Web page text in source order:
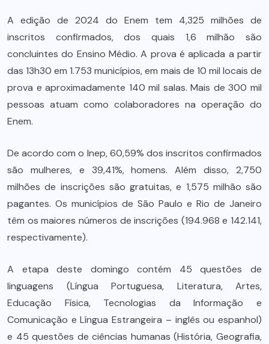
A edição de 2024 do Enem tem 4,325 milhões de
inscritos confirmados, dos quais 1,6 milhão são
concluintes do Ensino Médio. A prova é aplicada a partir
das 13h30 em 1.753 municípios, em mais de 10 mil locais de
prova e aproximadamente 140 mil salas. Mais de 300 mil
pessoas atuam como colaboradores na operação do
Enem.
De acordo com o Inep, 60,59% dos inscritos confirmados
são mulheres, e 39,41%, homens. Além disso, 2,750
milhões de inscrições são gratuitas, e 1,575 milhão são
pagantes. Os municípios de São Paulo e Rio de Janeiro
têm os maiores números de inscrições (194.968 e 142.141,
respectivamente).
A etapa deste domingo contém 45 questões de
linguagens (Língua Portuguesa, Literatura, Artes,
Educação Física, Tecnologias da Informação e
Comunicação e Língua Estrangeira – inglês ou espanhol)
e 45 questões de ciências humanas (História, Geografia,